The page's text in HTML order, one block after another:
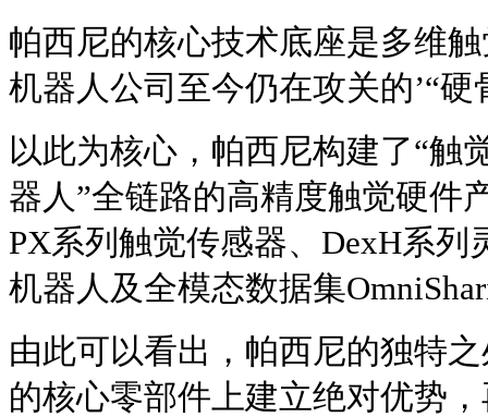
帕西尼的核心技术底座是多维
机器人公司至今仍在攻关的’“硬
以此为核心，帕西尼构建了“触
器人”全链路的高精度触觉硬件
PX系列触觉传感器、DexH系列
机器人及全模态数据集
由此可以看出，帕西尼的独特
的核心零部件上建立绝对优势